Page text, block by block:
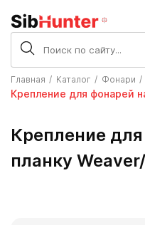
Главная Каталог Фонари
Крепление для фонарей
Крепление
планку